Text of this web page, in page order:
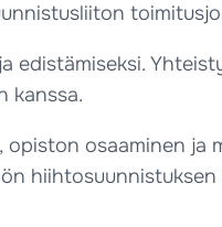
kanssa.
osaaminen ja
hiihtosuunnistuksen